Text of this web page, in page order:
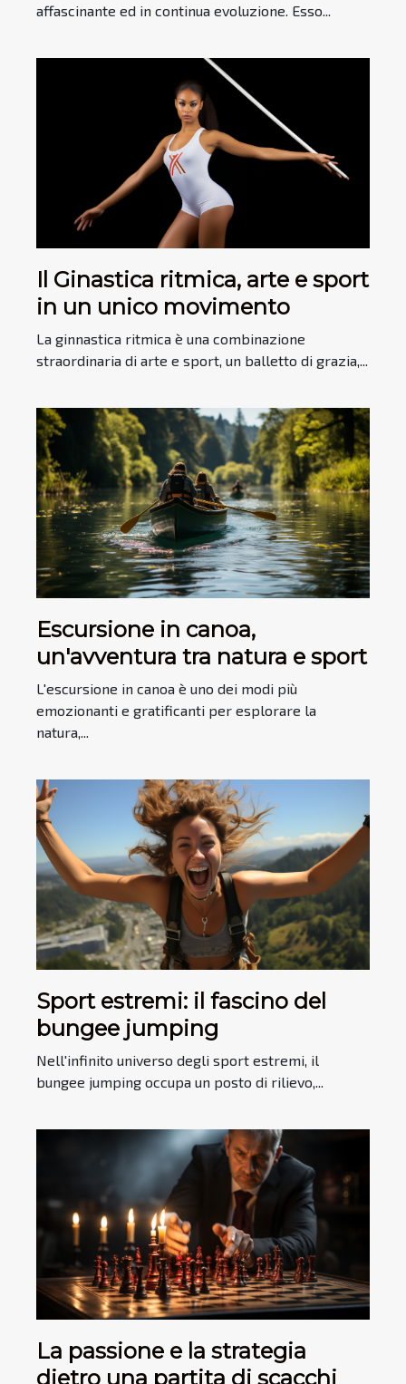
affascinante ed in continua evoluzione. Esso...
Il Ginastica ritmica, arte e sport
in un unico movimento
La ginnastica ritmica è una combinazione
straordinaria di arte e sport, un balletto di grazia,...
Escursione in canoa,
un'avventura tra natura e sport
L'escursione in canoa è uno dei modi più
emozionanti e gratificanti per esplorare la
natura,...
Sport estremi: il fascino del
bungee jumping
Nell'infinito universo degli sport estremi, il
bungee jumping occupa un posto di rilievo,...
La passione e la strategia
dietro una partita di scacchi